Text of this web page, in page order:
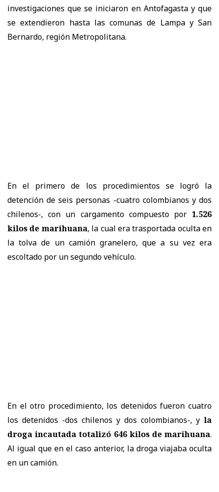
investigaciones que se iniciaron en Antofagasta y que
se extendieron hasta las comunas de Lampa y San
Bernardo, región Metropolitana.
En el primero de los procedimientos se logró la
detención de seis personas -cuatro colombianos y dos
chilenos-, con un cargamento compuesto por 1.526
kilos de marihuana, la cual era trasportada oculta en
la tolva de un camión granelero, que a su vez era
escoltado por un segundo vehículo.
En el otro procedimiento, los detenidos fueron cuatro
los detenidos -dos chilenos y dos colombianos-, y la
droga incautada totalizó 646 kilos de marihuana.
Al igual que en el caso anterior, la droga viajaba oculta
en un camión.